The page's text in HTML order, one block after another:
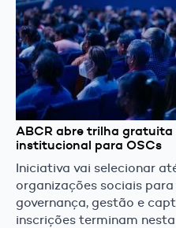
ABCR abre trilha gratuita
institucional para OSCs
Iniciativa vai selecionar
organizações sociais
governança, gestão e
inscrições terminam